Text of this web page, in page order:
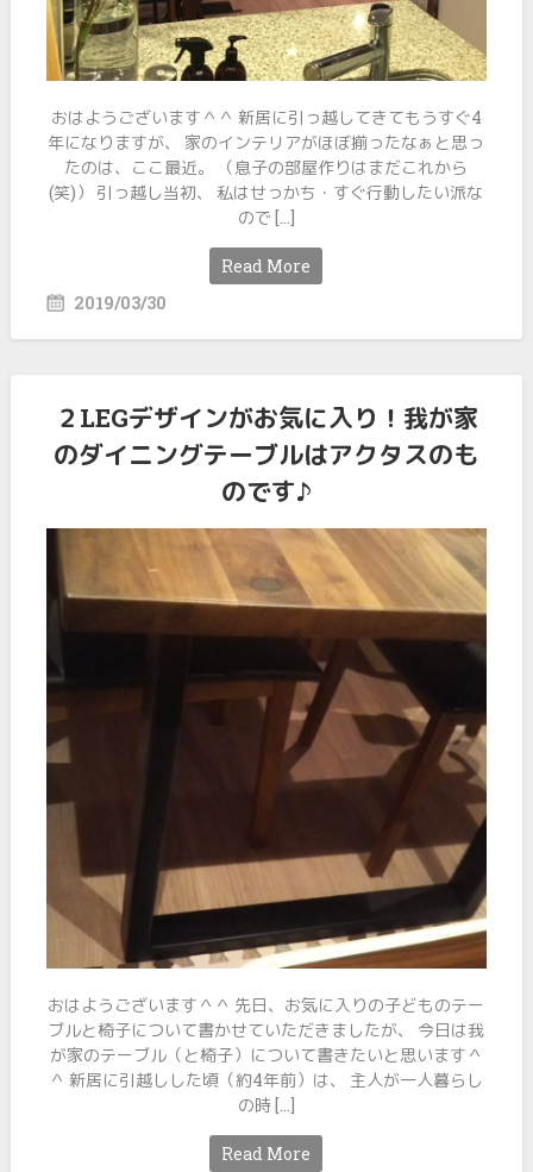
おはようございます＾＾ 新居に引っ越してきてもうすぐ4
年になりますが、 家のインテリアがほぼ揃ったなぁと思っ
たのは、ここ最近。 （息子の部屋作りはまだこれから
(笑)） 引っ越し当初、 私はせっかち・すぐ行動したい派な
ので […]
Read More
2019/03/30
２LEGデザインがお気に入り！我が家
のダイニングテーブルはアクタスのも
のです♪
おはようございます＾＾ 先日、お気に入りの子どものテー
ブルと椅子について書かせていただきましたが、 今日は我
が家のテーブル（と椅子）について書きたいと思います＾
＾ 新居に引越しした頃（約4年前）は、 主人が一人暮らし
の時 […]
Read More